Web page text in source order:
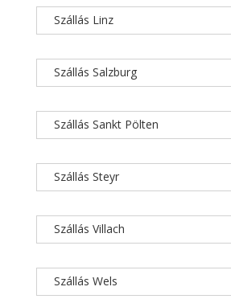
Szállás Linz
Szállás Salzburg
Szállás Sankt Pölten
Szállás Steyr
Szállás Villach
Szállás Wels